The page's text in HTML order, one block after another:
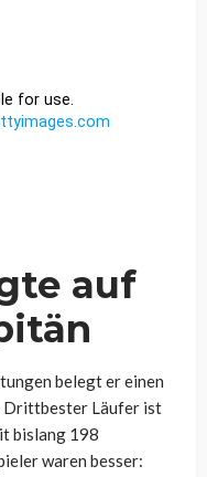
auf
belegt er einen
Drittbester Läufer ist
bislang 198
waren besser: